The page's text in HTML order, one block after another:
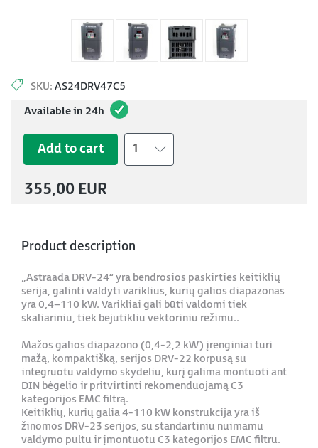
SKU: AS24DRV47C5
Available in 24h
Add to cart 1
355,00 EUR
Product description
„Astraada DRV-24“ yra bendrosios paskirties keitiklių
serija, galinti valdyti variklius, kurių galios diapazonas
yra 0,4–110 kW. Varikliai gali būti valdomi tiek
skaliariniu, tiek bejutikliu vektoriniu režimu..
Mažos galios diapazono (0,4-2,2 kW) įrenginiai turi
mažą, kompaktišką, serijos DRV-22 korpusą su
integruotu valdymo skydeliu, kurį galima montuoti ant
DIN bėgelio ir pritvirtinti rekomenduojamą C3
kategorijos EMC filtrą.
Keitiklių, kurių galia 4-110 kW konstrukcija yra iš
žinomos DRV-23 serijos, su standartiniu nuimamu
valdymo pultu ir įmontuotu C3 kategorijos EMC filtru.